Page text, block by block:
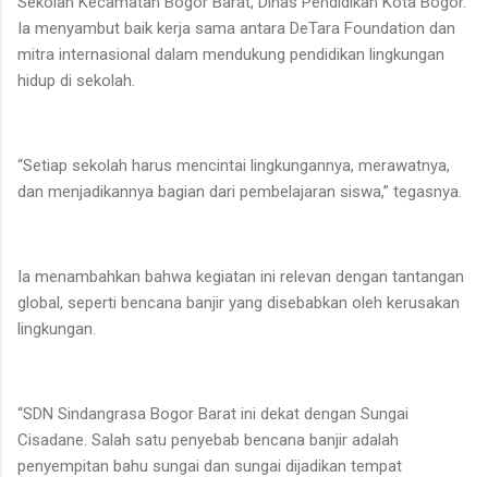
Ia menyambut baik kerja sama antara DeTara Foundation dan
mitra internasional dalam mendukung pendidikan lingkungan
hidup di sekolah.
“Setiap sekolah harus mencintai lingkungannya, merawatnya,
dan menjadikannya bagian dari pembelajaran siswa,” tegasnya.
Ia menambahkan bahwa kegiatan ini relevan dengan tantangan
global, seperti bencana banjir yang disebabkan oleh kerusakan
lingkungan.
“SDN Sindangrasa Bogor Barat ini dekat dengan Sungai
Cisadane. Salah satu penyebab bencana banjir adalah
penyempitan bahu sungai dan sungai dijadikan tempat